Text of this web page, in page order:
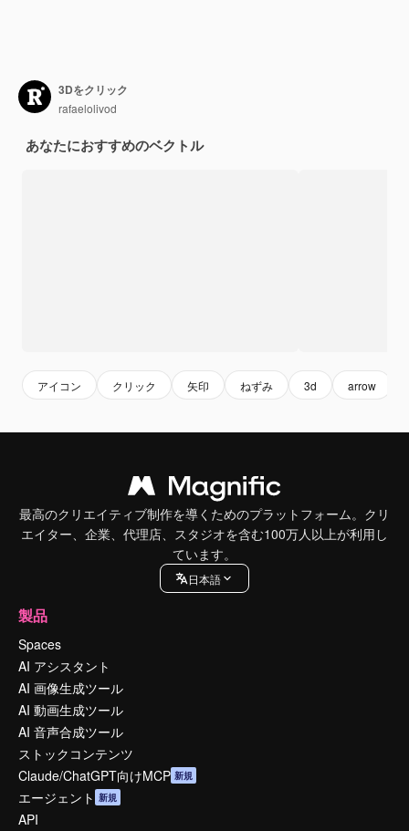
3Dをクリック
rafaelolivod
あなたにおすすめのベクトル
アイコン クリック 矢印 ねずみ 3d arrow
最高のクリエイティブ制作を導くためのプラットフォーム。クリ
エイター、企業、代理店、スタジオを含む100万人以上が利用し
ています。
日本語
製品
Spaces
AI アシスタント
AI 画像生成ツール
AI 動画生成ツール
AI 音声合成ツール
ストックコンテンツ
Claude/ChatGPT向けMCP 新規
エージェント 新規
API